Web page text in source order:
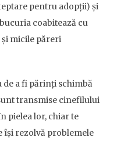
pentru adopții) și
coabitează cu
micile păreri
a fi părinți schimbă
transmise cinefilului
pielea lor, chiar te
își rezolvă problemele